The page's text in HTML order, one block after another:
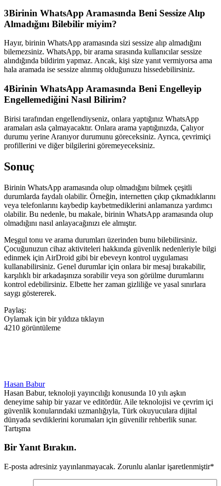
3Birinin WhatsApp Aramasında Beni Sessize Alıp
Almadığını Bilebilir miyim?
Hayır, birinin WhatsApp aramasında sizi sessize alıp almadığını
bilemezsiniz. WhatsApp, bir arama sırasında kullanıcılar sessize
alındığında bildirim yapmaz. Ancak, kişi size yanıt vermiyorsa ama
hala aramada ise sessize alınmış olduğunuzu hissedebilirsiniz.
4Birinin WhatsApp Aramasında Beni Engelleyip
Engellemediğini Nasıl Bilirim?
Birisi tarafından engellendiyseniz, onlara yaptığınız WhatsApp
aramaları asla çalmayacaktır. Onlara arama yaptığınızda, Çalıyor
durumu yerine Aranıyor durumunu göreceksiniz. Ayrıca, çevrimiçi
profillerini ve diğer bilgilerini göremeyeceksiniz.
Sonuç
Birinin WhatsApp aramasında olup olmadığını bilmek çeşitli
durumlarda faydalı olabilir. Örneğin, internetten çıkıp çıkmadıklarını
veya telefonlarını kaybedip kaybetmediklerini anlamanıza yardımcı
olabilir. Bu nedenle, bu makale, birinin WhatsApp aramasında olup
olmadığını nasıl anlayacağınızı ele almıştır.
Meşgul tonu ve arama durumları üzerinden bunu bilebilirsiniz.
Çocuğunuzun cihaz aktiviteleri hakkında güvenlik nedenleriyle bilgi
edinmek için AirDroid gibi bir ebeveyn kontrol uygulaması
kullanabilirsiniz. Genel durumlar için onlara bir mesaj bırakabilir,
karşılıklı bir arkadaşınıza sorabilir veya son görülme durumlarını
kontrol edebilirsiniz. Elbette her zaman gizliliğe ve yasal sınırlara
saygı göstererek.
Paylaş:
Oylamak için bir yıldıza tıklayın
4210 görüntüleme
Hasan Babur
Hasan Babur, teknoloji yayıncılığı konusunda 10 yılı aşkın
deneyime sahip bir yazar ve editördür. Aile teknolojisi ve çevrim içi
güvenlik konularındaki uzmanlığıyla, Türk okuyuculara dijital
dünyada sevdiklerini korumaları için güvenilir rehberlik sunar.
Tartışma
Bir Yanıt Bırakın.
E-posta adresiniz yayınlanmayacak. Zorunlu alanlar işaretlenmiştir*